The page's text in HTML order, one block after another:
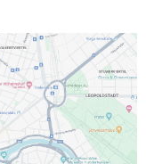
in der
bieten Ihnen Sehr
Leadership)
...